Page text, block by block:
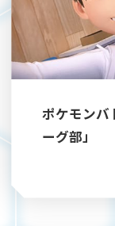
ポケモンバ
ーグ部」